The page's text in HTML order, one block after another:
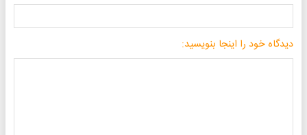
دیدگاه خود را اینجا بنویسید: